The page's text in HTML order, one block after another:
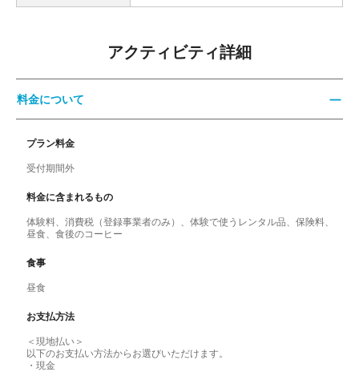
アクティビティ詳細
料金について
プラン料金
受付期間外
料金に含まれるもの
体験料、消費税（登録事業者のみ）、体験で使うレンタル品、保険料、
昼食、食後のコーヒー
食事
昼食
お支払方法
＜現地払い＞
以下のお支払い方法からお選びいただけます。
・現金